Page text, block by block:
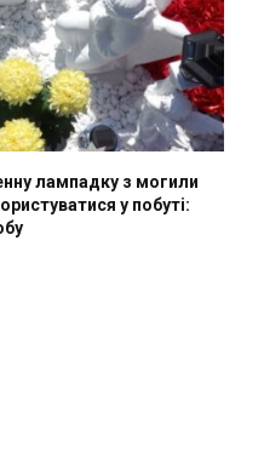
лампадку з могили
у побуті: